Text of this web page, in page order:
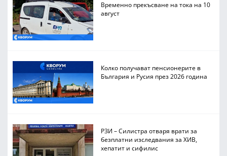
Временно прекъсване на тока на 10
август
Колко получават пенсионерите в
България и Русия през 2026 година
РЗИ – Силистра отваря врати за
безплатни изследвания за ХИВ,
хепатит и сифилис